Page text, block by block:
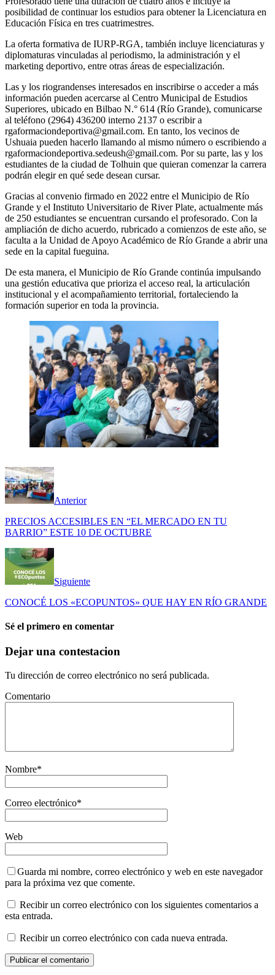
posibilidad de continuar los estudios para obtener la Licenciatura en
Educación Física en tres cuatrimestres.
La oferta formativa de IURP-RGA, también incluye licenciaturas y
diplomaturas vinculadas al periodismo, la administración y el
marketing deportivo, entre otras áreas de especialización.
Las y los riograndenses interesados en inscribirse o acceder a más
información pueden acercarse al Centro Municipal de Estudios
Superiores, ubicado en Bilbao N.° 614 (Río Grande), comunicarse
al teléfono (2964) 436200 interno 2137 o escribir a
rgaformaciondeportiva@gmail.com. En tanto, los vecinos de
Ushuaia pueden hacerlo llamando al mismo número o escribiendo a
rgaformaciondeportiva.sedeush@gmail.com. Por su parte, las y los
estudiantes de la ciudad de Tolhuin que quieran comenzar la carrera
podrán elegir en qué sede desean cursar.
Gracias al convenio firmado en 2022 entre el Municipio de Río
Grande y el Instituto Universitario de River Plate, actualmente más
de 250 estudiantes se encuentran cursando el profesorado. Con la
ampliación de dicho acuerdo, rubricado a comienzos de este año, se
faculta a la Unidad de Apoyo Académico de Río Grande a abrir una
sede en la capital fueguina.
De esta manera, el Municipio de Río Grande continúa impulsando
una gestión educativa que prioriza el acceso real, la articulación
institucional y el acompañamiento territorial, fortaleciendo la
formación superior en toda la provincia.
Anterior
PRECIOS ACCESIBLES EN “EL MERCADO EN TU
BARRIO” ESTE 10 DE OCTUBRE
Siguiente
CONOCÉ LOS «ECOPUNTOS» QUE HAY EN RÍO GRANDE
Sé el primero en comentar
Dejar una contestacion
Tu dirección de correo electrónico no será publicada.
Comentario
Nombre*
Correo electrónico*
Web
Guarda mi nombre, correo electrónico y web en este navegador
para la próxima vez que comente.
Recibir un correo electrónico con los siguientes comentarios a
esta entrada.
Recibir un correo electrónico con cada nueva entrada.